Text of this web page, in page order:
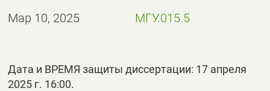
Мар 10, 2025 МГУ.015.5
Дата и ВРЕМЯ защиты диссертации: 17 апреля
2025 г. 16:00.